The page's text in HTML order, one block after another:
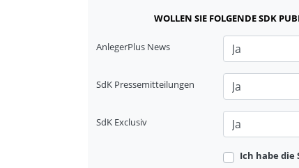
WOLLEN SIE FOLGENDE SDK
AnlegerPlus News
SdK Pressemitteilungen
SdK Exclusiv
Ich habe die